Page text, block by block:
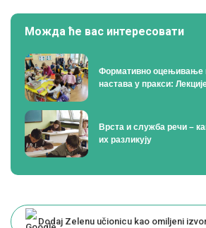
Можда ће вас интересовати
Формативно оцењивање
настава у пракси:
Врста и служба речи –
их разликују
Dodaj Zelenu učionicu kao omiljeni